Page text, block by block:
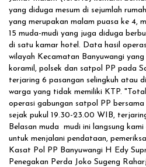
yang diduga mesum di sejumlah
yang merupakan malam puasa ke 4,
15 muda-mudi yang juga diduga
di satu kamar hotel. Data hasil
wilayah Kecamatan Banyuwangi
koramil, polsek dan satpol PP pada
terjaring 6 pasangan selingkuh atau
warga yang tidak memiliki KTP.
operasi gabungan satpol PP
sejak pukul 19.30-23.00 WIB,
Belasan muda mudi ini langsung
untuk menjalani pendataan,
Kasat Pol PP Banyuwangi H Edy
Penegakan Perda Joko Sugeng